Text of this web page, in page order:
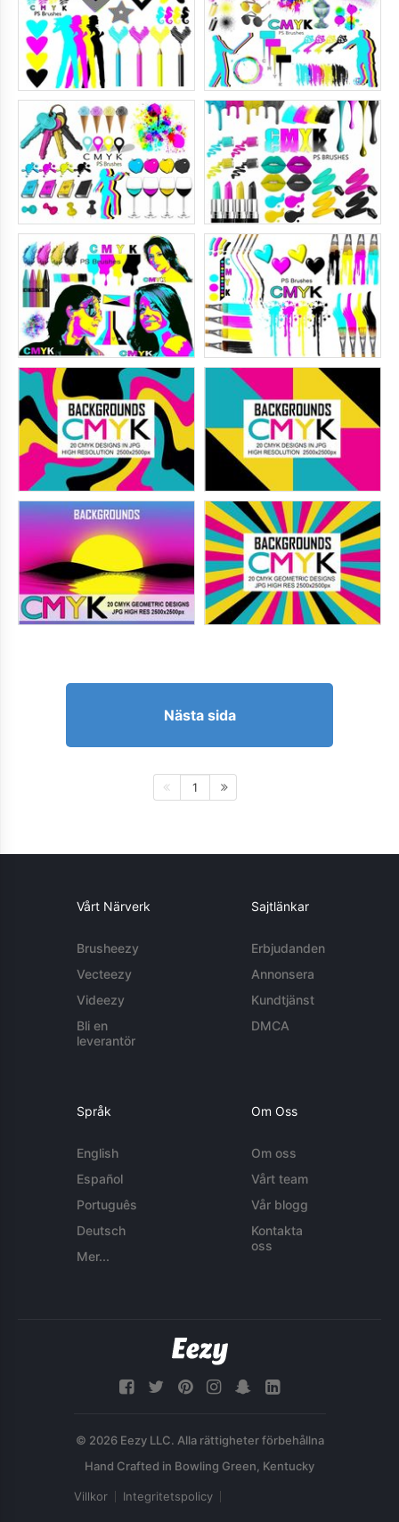
Nästa sida
1
Vårt Närverk
Brusheezy
Vecteezy
Videezy
Bli en
leverantör
Sajtlänkar
Erbjudanden
Annonsera
Kundtjänst
DMCA
Språk
English
Español
Português
Deutsch
Mer...
Om Oss
Om oss
Vårt team
Vår blogg
Kontakta
oss
© 2026 Eezy LLC. Alla rättigheter förbehållna
Villkor Integritetspolicy